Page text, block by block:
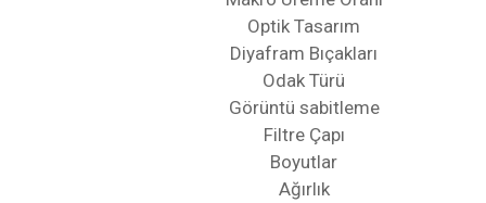
Optik Tasarım
Diyafram Bıçakları
Odak Türü
Görüntü sabitleme
Filtre Çapı
Boyutlar
Ağırlık